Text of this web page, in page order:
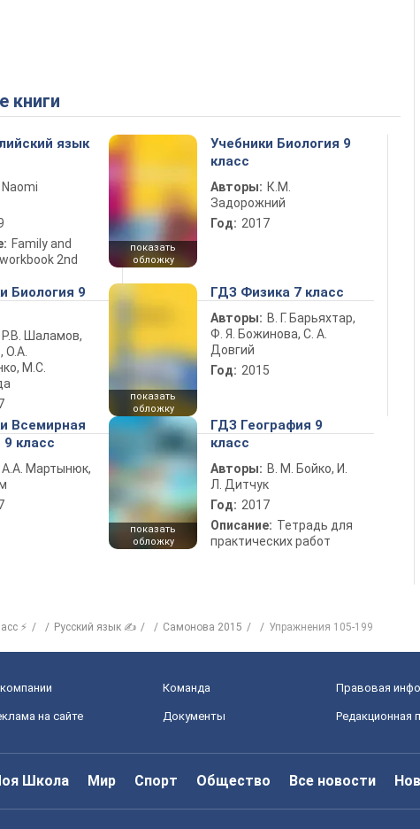
книги
язык
Naomi
Family and
2nd
показать
обложку
Учебники Биология 9
класс
Авторы: К.М.
Задорожний
Год: 2017
Биология 9
Р.В. Шаламов,
О.А.
М.С.
показать
обложку
ГДЗ Физика 7 класс
Авторы: В. Г. Барьяхтар,
Ф. Я. Божинова, С. А.
Довгий
Год: 2015
Всемирная
9 класс
А.А. Мартынюк,
показать
обложку
ГДЗ География 9
класс
Авторы: В. М. Бойко, И.
Л. Дитчук
Год: 2017
Описание: Тетрадь для
практических работ
⚡ Русский язык ✍ Самонова 2015 Упражнения 105-199
Команда Правовая
на сайте Документы Редакционная
Школа Мир Спорт Общество Все новости